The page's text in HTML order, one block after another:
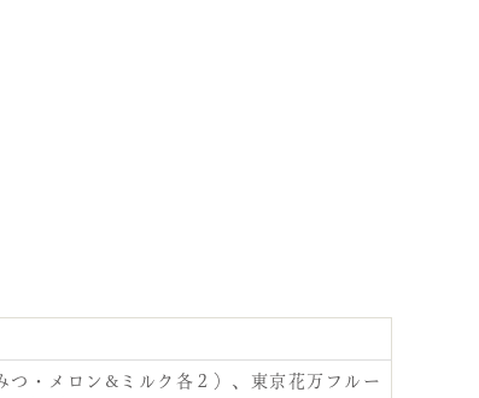
・メロン&ミルク各２）、東京花万フルー